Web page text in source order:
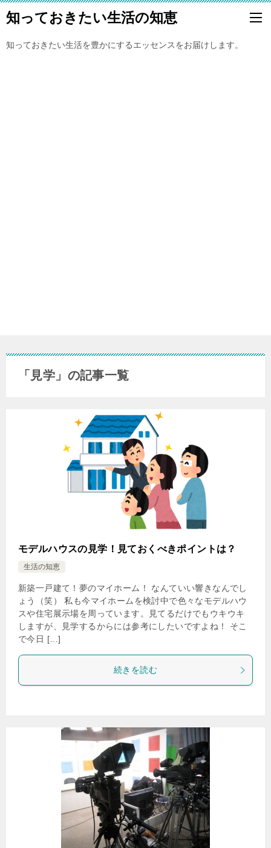
知っておきたい生活の知恵
知っておきたい生活を豊かにするエッセンスをお届けします。
「見学」の記事一覧
モデルハウスの見学！見ておくべきポイントは？
生活の知恵
新築一戸建て！夢のマイホーム！ なんていい響きなんでし
ょう（笑） 私も今マイホームを検討中で色々なモデルハウ
スや住宅展示場を周っています。見てるだけでもウキウキ
しますが、見学するからには参考にしたいですよね！ そこ
で今日 […]
続きを読む